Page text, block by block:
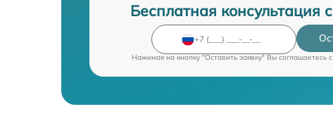
Бесплатная консультация
Нажимая на кнопку "Оставить заявку" Вы соглашаетесь c